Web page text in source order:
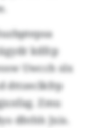
kdfcp
Uwcch slx
dttzeclkfrp
Zmu
dhthh Jxis.